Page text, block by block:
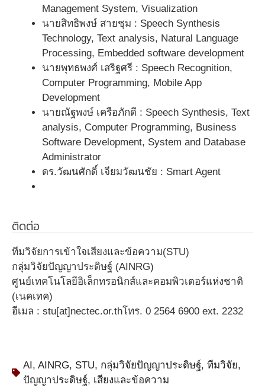
Management System, Visualization
นายสิทธิพงษ์ สายชุม : Speech Synthesis
Technology, Text analysis, Natural Language
Processing, Embedded software development
นายพุทธพงศ์ เสริฐศรี : Speech Recognition,
Computer Programming, Mobile App
Development
นายณัฐพงษ์ เครือภักดี : Speech Synthesis, Text
analysis, Computer Programming, Business
Software Development, System and Database
Administrator
ดร.วัฒนศักดิ์ เจียมวัฒนชัย : Smart Agent
ติดต่อ
ทีมวิจัยการเข้าใจเสียงและข้อความ(STU)
กลุ่มวิจัยปัญญาประดิษฐ์ (AINRG)
ศูนย์เทคโนโลยีอิเล็กทรอนิกส์และคอมพิวเตอร์แห่งชาติ
(เนคเทค)
อีเมล : stu[at]nectec.or.thโทร. 0 2564 6900 ext. 2232
AI, AINRG, STU, กลุ่มวิจัยปัญญาประดิษฐ์, ทีมวิจัย,
ปัญญาประดิษฐ์, เสียงและข้อความ